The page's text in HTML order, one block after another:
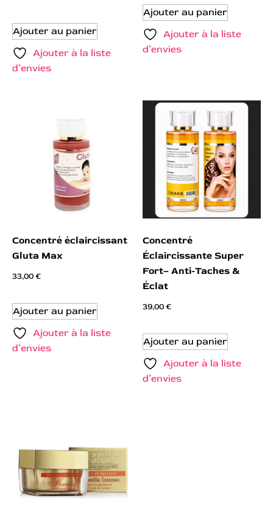
Ajouter au panier
Ajouter à la liste
d’envies
Ajouter au panier
Ajouter à la liste
d’envies
Concentré éclaircissant
Gluta Max
33,00€
Ajouter au panier
Ajouter à la liste
d’envies
Concentré
Éclaircissante Super
Fort– Anti-Taches &
Éclat
39,00€
Ajouter au panier
Ajouter à la liste
d’envies